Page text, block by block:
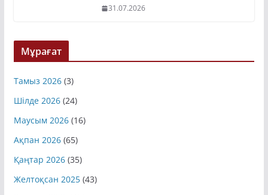
31.07.2026
Мұрағат
Тамыз 2026(3)
Шілде 2026(24)
Маусым 2026(16)
Ақпан 2026(65)
Қаңтар 2026(35)
Желтоқсан 2025(43)